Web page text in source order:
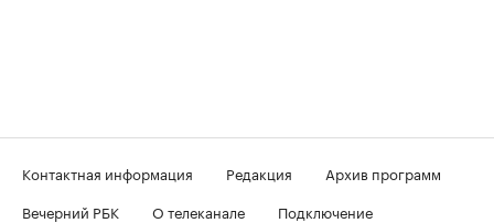
Контактная информация Редакция
Архив программ
Вечерний РБК
О телеканале
Подключение